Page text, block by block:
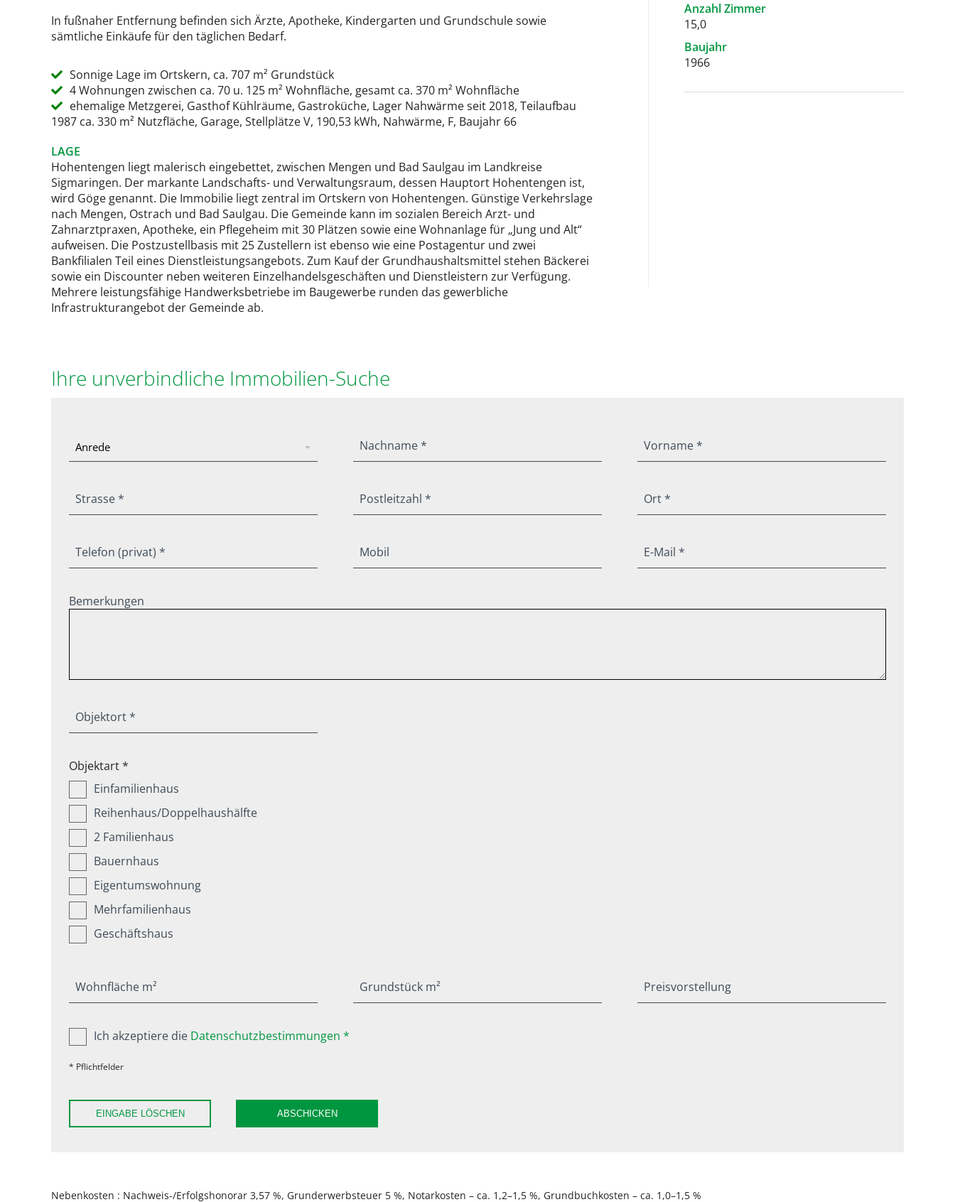
In fußnaher Entfernung befinden sich Ärzte, Apotheke, Kindergarten und Grundschule sowie
sämtliche Einkäufe für den täglichen Bedarf.
Sonnige Lage im Ortskern, ca. 707 m² Grundstück
4 Wohnungen zwischen ca. 70 u. 125 m² Wohnfläche, gesamt ca. 370 m² Wohnfläche
ehemalige Metzgerei, Gasthof Kühlräume, Gastroküche, Lager Nahwärme seit 2018, Teilaufbau
1987 ca. 330 m² Nutzfläche, Garage, Stellplätze V, 190,53 kWh, Nahwärme, F, Baujahr 66
LAGE
Hohentengen liegt malerisch eingebettet, zwischen Mengen und Bad Saulgau im Landkreise
Sigmaringen. Der markante Landschafts- und Verwaltungsraum, dessen Hauptort Hohentengen ist,
wird Göge genannt. Die Immobilie liegt zentral im Ortskern von Hohentengen. Günstige Verkehrslage
nach Mengen, Ostrach und Bad Saulgau. Die Gemeinde kann im sozialen Bereich Arzt- und
Zahnarztpraxen, Apotheke, ein Pflegeheim mit 30 Plätzen sowie eine Wohnanlage für „Jung und Alt“
aufweisen. Die Postzustellbasis mit 25 Zustellern ist ebenso wie eine Postagentur und zwei
Bankfilialen Teil eines Dienstleistungsangebots. Zum Kauf der Grundhaushaltsmittel stehen Bäckerei
sowie ein Discounter neben weiteren Einzelhandelsgeschäften und Dienstleistern zur Verfügung.
Mehrere leistungsfähige Handwerksbetriebe im Baugewerbe runden das gewerbliche
Infrastrukturangebot der Gemeinde ab.
Anzahl Zimmer
15,0
Baujahr
1966
Ihre unverbindliche Immobilien-Suche
Nachname * Vorname *
Strasse * Postleitzahl * Ort *
Telefon (privat) * Mobil E-Mail *
Bemerkungen
Objektort *
Objektart *
Einfamilienhaus
Reihenhaus/Doppelhaushälfte
2 Familienhaus
Bauernhaus
Eigentumswohnung
Mehrfamilienhaus
Geschäftshaus
Wohnfläche m² Grundstück m² Preisvorstellung
Ich akzeptiere die Datenschutzbestimmungen *
* Pflichtfelder
EINGABE LÖSCHEN ABSCHICKEN
Nebenkosten : Nachweis-/Erfolgshonorar 3,57 %, Grunderwerbsteuer 5 %, Notarkosten – ca. 1,2–1,5 %, Grundbuchkosten – ca. 1,0–1,5 %